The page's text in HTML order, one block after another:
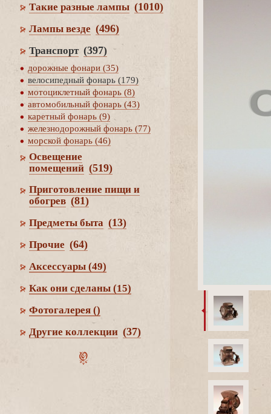
Такие разные лампы (1010)
Лампы везде (496)
Транспорт (397)
дорожные фонари (35)
елосипедный фонарь (179)
мотоциклетный фонарь (8)
автомобильный фонарь (43)
каретный фонарь (9)
железнодорожный фонарь (77)
морской фонарь (46)
Освещение
помещений (519)
Приготовление пищи и
обогре (81)
Предметы быта (13)
Прочие (64)
Аксессуары (49)
Как они сделаны (15)
Фотогалерея ()
Другие коллекции (37)